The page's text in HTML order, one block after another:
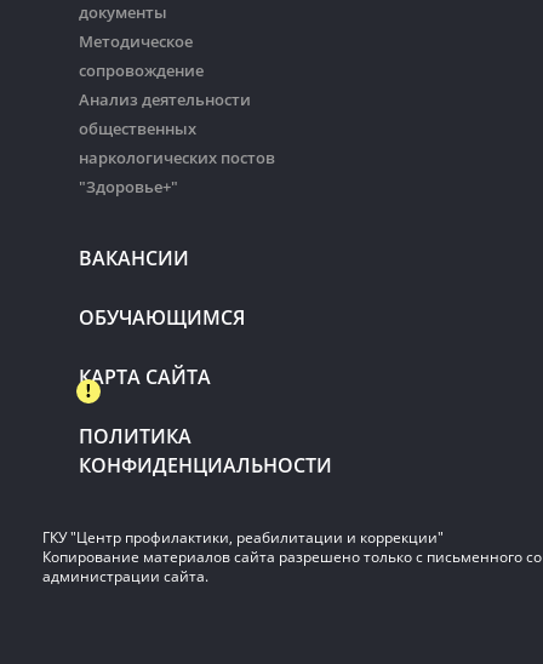
документы
Методическое
сопровождение
Анализ деятельности
общественных
наркологических постов
"Здоровье+"
ВАКАНСИИ
ОБУЧАЮЩИМСЯ
КАРТА САЙТА
ПОЛИТИКА
КОНФИДЕНЦИАЛЬНОСТИ
ГКУ "Центр профилактики, реабилитации и коррекции"
Копирование материалов сайта разрешено только с письменного
администрации сайта.